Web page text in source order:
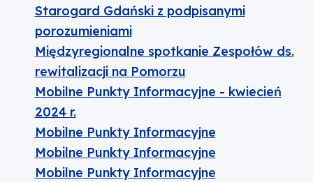
Starogard Gdański z podpisanymi
porozumieniami
Międzyregionalne spotkanie Zespołów ds.
rewitalizacji na Pomorzu
Mobilne Punkty Informacyjne - kwiecień
2024 r.
Mobilne Punkty Informacyjne
Mobilne Punkty Informacyjne
Mobilne Punkty Informacyjne